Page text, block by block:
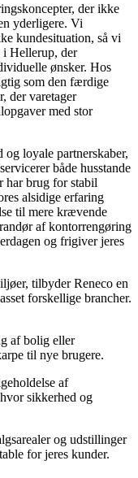
der ikke
yderligere. Vi
kundesituation, så vi
i Hellerup, der
ønsker. Hos
som den færdige
der varetager
med stor
loyale partnerskaber,
både husstande
har brug for stabil
alsidige erfaring
til mere krævende
af kontorrengøring
og frigiver jeres
tilbyder Reneco en
forskellige brancher.
af bolig eller
til nye brugere.
af
sikkerhed og
og udstillinger
for jeres kunder.